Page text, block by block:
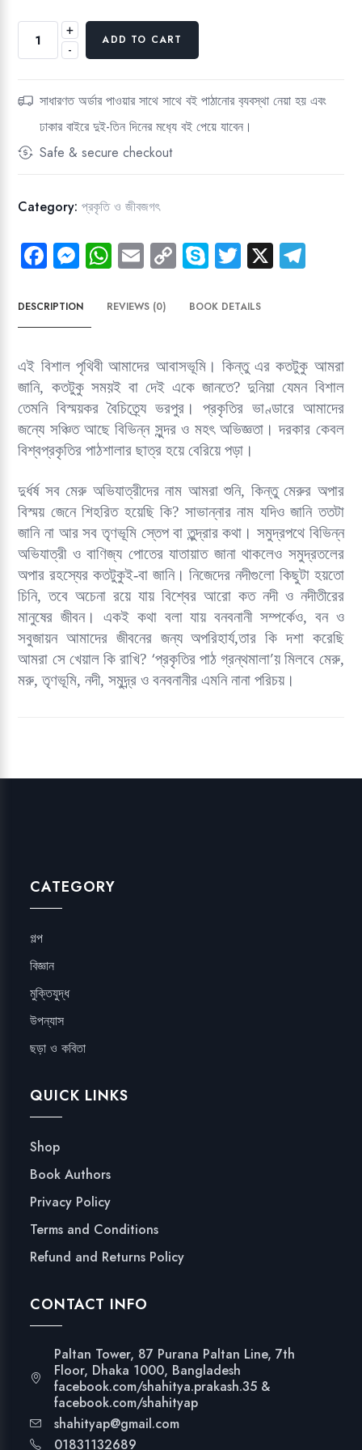
150.00৳.
112.00৳.
-
(প্রকৃতির
গ্রন্থমালা)
quantity
+
ADD TO CART
সাধারণত অর্ডার পাওয়ার সাথে সাথে বই পাঠানোর ব‍্যবস্থা নেয়া হয় এবং
ঢাকার বাইরে দুই-তিন দিনের মধ‍্যে বই পেয়ে যাবেন।
Safe & secure checkout
Category: প্রকৃতি ও জীবজগৎ
Fa
b
o
ok
M
se
n
g
er
W
ts
p
p
E
ail
C
py
nk
Sk
e
T
tt
X
m
DESCRIPTION REVIEWS (0) BOOK DETAILS
এই বিশাল পৃথিবী আমাদের আবাসভূমি। কিন্তু এর কতটুকু আমরা
জানি, কতটুকু সময়ই বা দেই একে জানতে? দুনিয়া যেমন বিশাল
তেমনি বিস্ময়কর বৈচিত্র্যে ভরপুর। প্রকৃতির ভাণ্ডারে আমাদের
জন্যে সঞ্চিত আছে বিভিন্ন সুন্দর ও মহৎ অভিজ্ঞতা। দরকার কেবল
বিশ্বপ্রকৃতির পাঠশালার ছাত্র হয়ে বেরিয়ে পড়া।
দুর্ধর্ষ সব মেরু অভিযাত্রীদের নাম আমরা শুনি, কিন্তু মেরুর অপার
বিস্ময় জেনে শিহরিত হয়েছি কি? সাভান্নার নাম যদিও জানি ততটা
জানি না আর সব তৃণভূমি স্তেপ বা তুন্দ্রার কথা। সমুদ্রপথে বিভিন্ন
অভিযাত্রী ও বাণিজ্য পোতের যাতায়াত জানা থাকলেও সমুদ্রতলের
অপার রহস্যের কতটুকুই-বা জানি। নিজেদের নদীগুলো কিছুটা হয়তো
চিনি, তবে অচেনা রয়ে যায় বিশ্বের আরো কত নদী ও নদীতীরের
মানুষের জীবন। একই কথা বলা যায় বনবনানী সম্পর্কেও, বন ও
সবুজায়ন আমাদের জীবনের জন্য অপরিহার্য,তার কি দশা করেছি
আমরা সে খেয়াল কি রাখি? ‘প্রকৃতির পাঠ গ্রন্থমালা’য় মিলবে মেরু,
মরু, তৃণভূমি, নদী, সমুদ্র্র ও বনবনানীর এমনি নানা পরিচয়।
CATEGORY
গল্প
বিজ্ঞান
মুক্তিযুদ্ধ
উপন্যাস
ছড়া ও কবিতা
QUICK LINKS
Shop
Book Authors
Privacy Policy
Terms and Conditions
Refund and Returns Policy
CONTACT INFO
Paltan Tower, 87 Purana Paltan Line, 7th
Floor, Dhaka 1000, Bangladesh
facebook.com/shahitya.prakash.35 &
facebook.com/shahityap
shahityap@gmail.com
01831132689